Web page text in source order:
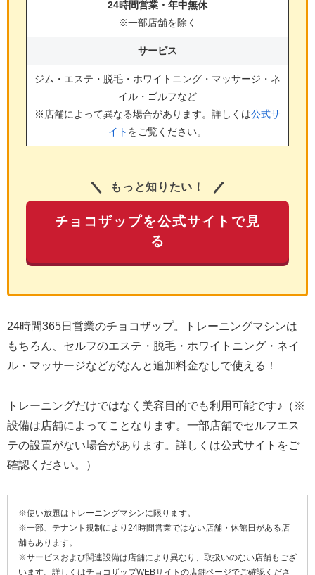
24時間営業・年中無休
※一部店舗を除く
サービス
ジム・エステ・脱毛・ホワイトニング・マッサージ・ネ
イル・ゴルフなど
※店舗によって異なる場合があります。詳しくは公式サ
イト をご覧ください。
もっと知りたい！
チョコザップを公式サイトで見
る
24時間365日営業のチョコザップ。トレーニングマシンは
もちろん、セルフのエステ・脱毛・ホワイトニング・ネイ
ル・マッサージなどがなんと追加料金なしで使える！
トレーニングだけではなく美容目的でも利用可能です♪（※
設備は店舗によってことなります。一部店舗でセルフエス
テの設置がない場合があります。詳しくは公式サイトをご
確認ください。）
※使い放題はトレーニングマシンに限ります。
※一部、テナント規制により24時間営業ではない店舗・休館日がある店
舗もあります。
※サービスおよび関連設備は店舗により異なり、取扱いのない店舗もござ
います。詳しくはチョコザップWEBサイトの店舗ページでご確認くださ